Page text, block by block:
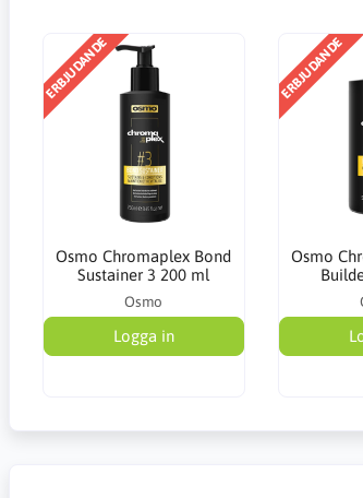
ERBJUDANDE
Osmo Chromaplex Bond
Sustainer 3 200 ml
Osmo
Logga in
ERBJUDANDE
Osmo